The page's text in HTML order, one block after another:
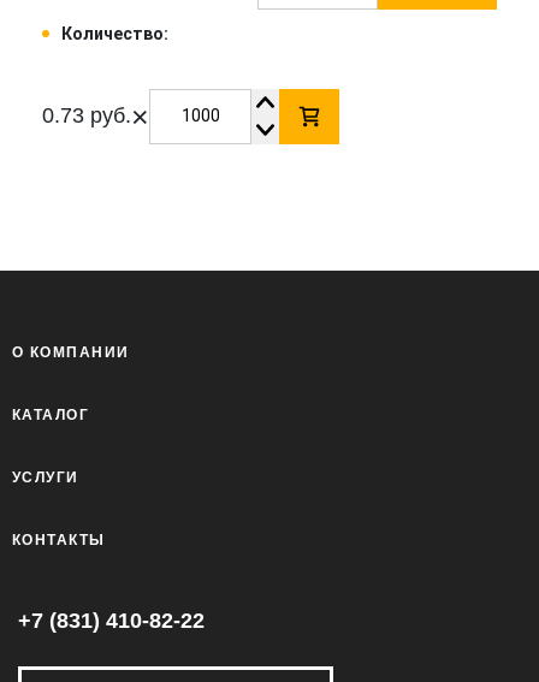
Количество:
0.73 руб.×
О КОМПАНИИ
КАТАЛОГ
УСЛУГИ
КОНТАКТЫ
+7 (831) 410-82-22